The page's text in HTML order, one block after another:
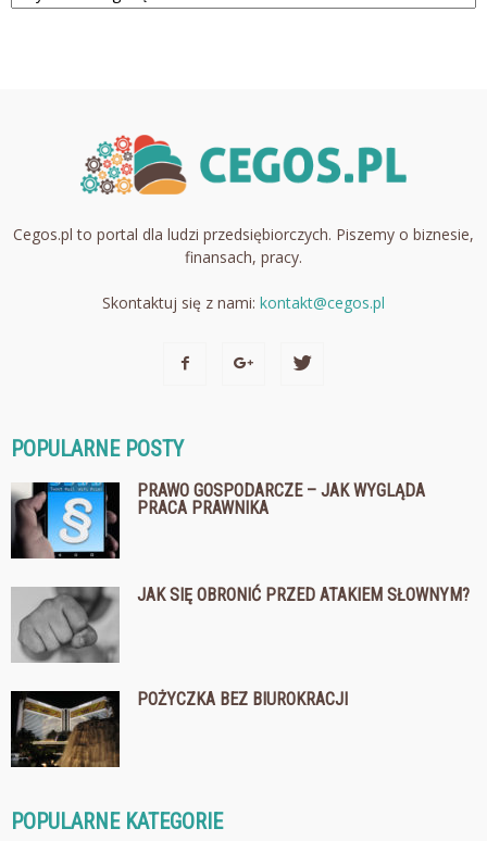
Cegos.pl to portal dla ludzi przedsiębiorczych. Piszemy o biznesie,
finansach, pracy.
Skontaktuj się z nami: kontakt@cegos.pl
POPULARNE POSTY
PRAWO GOSPODARCZE – JAK WYGLĄDA
PRACA PRAWNIKA
JAK SIĘ OBRONIĆ PRZED ATAKIEM SŁOWNYM?
POŻYCZKA BEZ BIUROKRACJI
POPULARNE KATEGORIE